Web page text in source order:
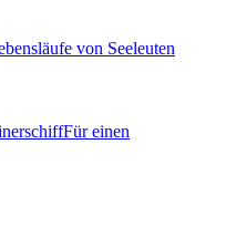
von Seeleuten
Für einen